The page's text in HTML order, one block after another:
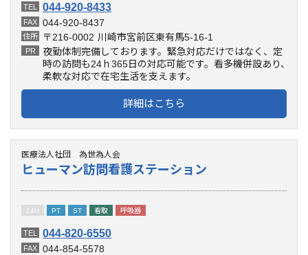
TEL 044-920-8433
FAX 044-920-8437
住所 〒216-0002 川崎市宮前区東有馬5-16-1
PR
夜勤体制完備しております。緊急対応だけではなく、定
時の訪問も24ｈ365日の対応可能です。看多機併設あり、
柔軟な対応で在宅生活を支えます。
詳細はこちら
医療法人社団 為世為人会
ヒューマン訪問看護ステーション
24H PT ST 看取 呼吸器
TEL 044-820-6550
FAX 044-854-5578